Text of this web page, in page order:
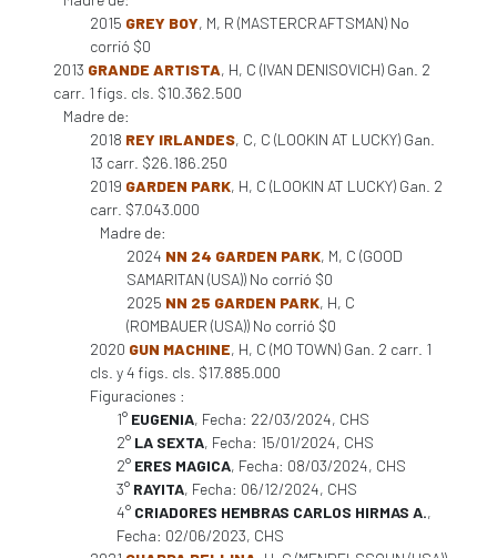
2015 GREY BOY, M, R (MASTERCRAFTSMAN) No
corrió $0
2013 GRANDE ARTISTA, H, C (IVAN DENISOVICH) Gan. 2
carr. 1 figs. cls. $10.362.500
Madre de:
2018 REY IRLANDES, C, C (LOOKIN AT LUCKY) Gan.
13 carr. $26.186.250
2019 GARDEN PARK, H, C (LOOKIN AT LUCKY) Gan. 2
carr. $7.043.000
Madre de:
2024 NN 24 GARDEN PARK, M, C (GOOD
SAMARITAN (USA)) No corrió $0
2025 NN 25 GARDEN PARK, H, C
(ROMBAUER (USA)) No corrió $0
2020 GUN MACHINE, H, C (MO TOWN) Gan. 2 carr. 1
cls. y 4 figs. cls. $17.885.000
Figuraciones :
1° EUGENIA, Fecha: 22/03/2024, CHS
2° LA SEXTA, Fecha: 15/01/2024, CHS
2° ERES MAGICA, Fecha: 08/03/2024, CHS
3° RAYITA, Fecha: 06/12/2024, CHS
4° CRIADORES HEMBRAS CARLOS HIRMAS A.,
Fecha: 02/06/2023, CHS